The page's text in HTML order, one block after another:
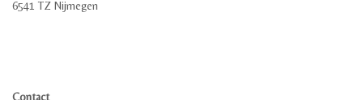
6541 TZ Nijmegen
Contact